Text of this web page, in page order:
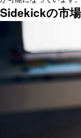
Sidekickの市場